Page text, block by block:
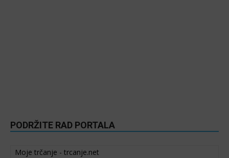
PODRŽITE RAD PORTALA
Moje trčanje - trcanje.net